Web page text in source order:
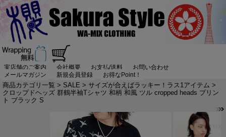
実店舗のご案内 会社概要 お支払/送料
お問い合わせ
メールマガジン
新規会員登録 お得なPoint！
商品カテゴリ一覧 > SALE > サイズが合えばラッキー！ラス1アイテム >
クロップドヘッズ 群鶴半袖Tシャツ 和柄 和風 ツル cropped heads プリン
ト ブラック S